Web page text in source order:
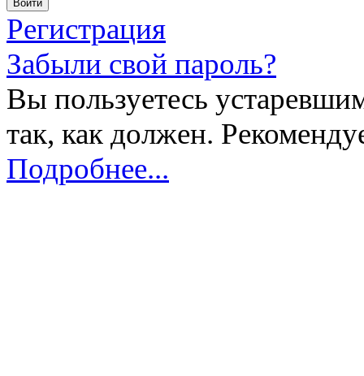
Регистрация
Забыли свой пароль?
Вы пользуетесь
так, как должен.
Подробнее...